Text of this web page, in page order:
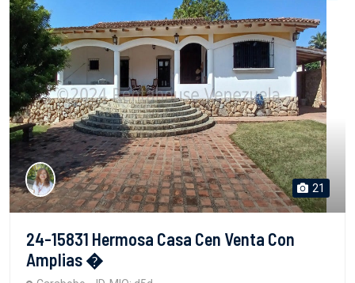
21
24-15831 Hermosa Casa Cen Venta Con
Amplias �